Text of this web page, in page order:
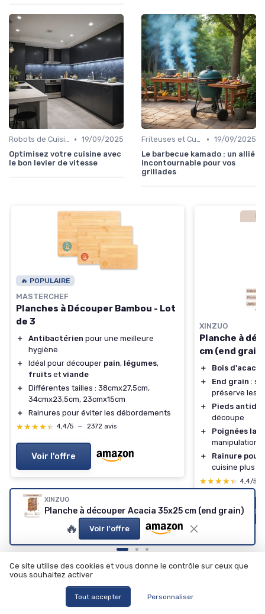
Robots de Cuisine • 19/09/2025
Optimisez votre cuisine avec
le bon levier de vitesse
Friteuses et Cuiseurs • 19/09/2025
Le barbecue kamado : un allié
incontournable pour vos
grillades
🔥 POPULAIRE
MASTERCHEF
Planches à Découper Bambou - Lot
de 3
＋ Antibactérien pour une meilleure
hygiène
＋
Idéal pour découper pain, légumes,
fruits et viande
＋
Différentes tailles : 38cmx27,5cm,
34cmx23,5cm, 23cmx15cm
＋
Rainures pour éviter les débordements
★★★★★
★★★★★ 4,4/5 — 2372 avis
Voir l'offre
XINZUO
Planche à
cm (end grain)
＋ Bois d'acacia
＋
End grain :
préserve les
＋
Pieds
découpe
＋
Poignées
manipulation
＋
Rainure pour
cuisine plus
★★★★★
★★★★★ 4,4/5
Voir l'offre
XINZUO
Planche à découper Acacia 35x25 cm (end grain)
🔥 Voir l'offre
Les articles par date
Ce site utilise des cookies et vous donne le contrôle sur ceux que
vous souhaitez activer
Tout accepter Personnaliser